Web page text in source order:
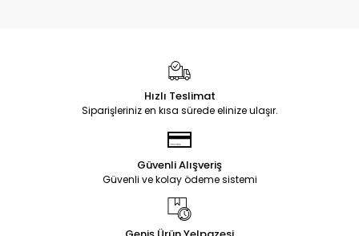
Hızlı Teslimat
Siparişleriniz en kısa sürede elinize ulaşır.
Güvenli Alışveriş
Güvenli ve kolay ödeme sistemi